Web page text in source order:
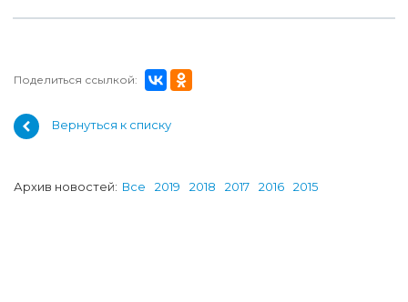
Поделиться ссылкой:
Вернуться к списку
Архив новостей: Все 2019 2018 2017 2016 2015